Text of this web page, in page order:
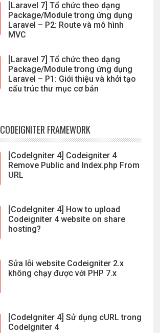
[Laravel 7] Tổ chức theo dạng
Package/Module trong ứng dụng
Laravel – P2: Route và mô hình
MVC
[Laravel 7] Tổ chức theo dạng
Package/Module trong ứng dụng
Laravel – P1: Giới thiệu và khởi tạo
cấu trúc thư mục cơ bản
CODEIGNITER FRAMEWORK
[CodeIgniter 4] Codeigniter 4
Remove Public and Index.php From
URL
[CodeIgniter 4] How to upload
Codeigniter 4 website on share
hosting?
Sửa lỗi website Codeigniter 2.x
không chạy được với PHP 7.x
[CodeIgniter 4] Sử dụng cURL trong
CodeIgniter 4